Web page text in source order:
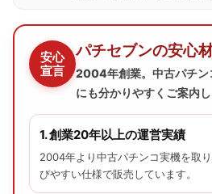
安心
宣言
パチセブンの安心
2004年創業。中古パチン
にも分かりやすくご案内し
1. 創業20年以上の運営実績
2004年より中古パチンコ実機を取
びやすい仕様で販売しています。